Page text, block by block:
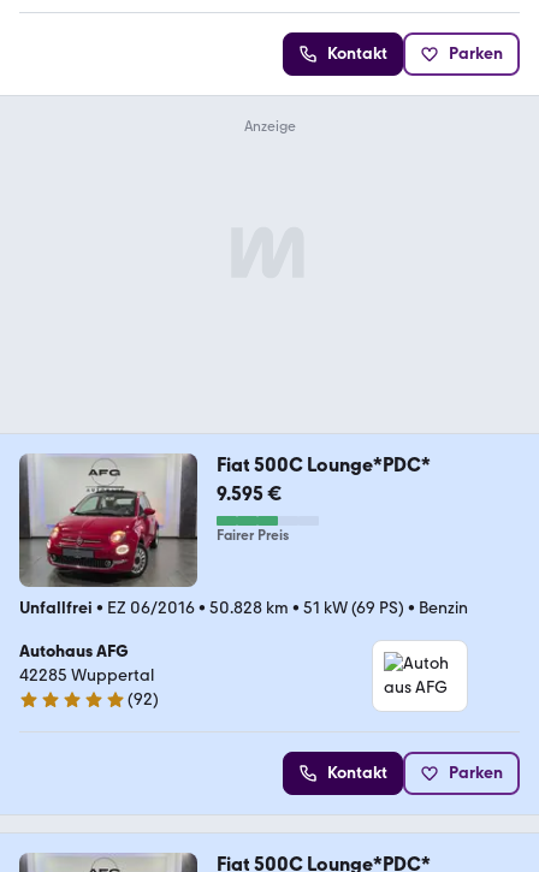
Kontakt Parken
Fiat 500C Lounge*PDC*
9.595 €
Fairer Preis
Unfallfrei • EZ 06/2016• 50.828 km • 51 kW (69 PS) • Benzin
Autohaus AFG
42285 Wuppertal
5 Sterne
(92)
Kontakt Parken
Fiat 500C Lounge*PDC*